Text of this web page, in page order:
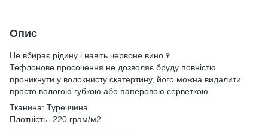
Опис
Не вбирає рідину і навіть червоне вино🍷
Тефлонове просочення не дозволяє бруду повністю
проникнути у волокнисту скатертину, його можна видалити
просто вологою губкою або паперовою серветкою.
Тканина: Туреччина
Плотність- 220 грам/м2